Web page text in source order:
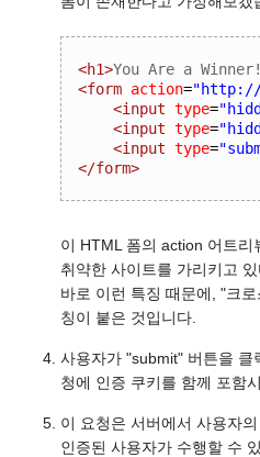
<h1>You Are a Winner!
<form action="http://
<input type=
<input type=
<input type=
</form>
이 HTML 폼의 action 어트리
취약한 사이트를 가리키고
바로 이런 특징 때문에, "크
칭이 붙은 것입니다.
사용자가 "submit" 버튼을 클
청에 인증 쿠키를 함께 포함
이 요청은 서버에서 사용자
인증된 사용자가 수행할 수